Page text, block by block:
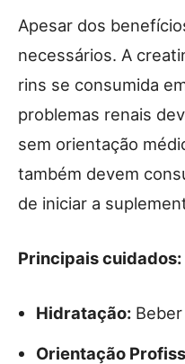
Apesar dos
necessários. A
rins se consumida
problemas renais
sem orientação
também devem
de iniciar a
Principais cuidados:
Hidratação:
Orientação